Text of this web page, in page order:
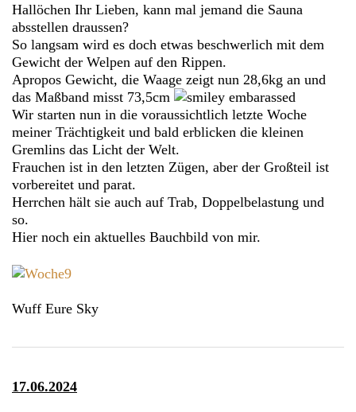
Hallöchen Ihr Lieben, kann mal jemand die Sauna
absstellen draussen?
So langsam wird es doch etwas beschwerlich mit dem
Gewicht der Welpen auf den Rippen.
Apropos Gewicht, die Waage zeigt nun 28,6kg an und
das Maßband misst 73,5cm
Wir starten nun in die voraussichtlich letzte Woche
meiner Trächtigkeit und bald erblicken die kleinen
Gremlins das Licht der Welt.
Frauchen ist in den letzten Zügen, aber der Großteil ist
vorbereitet und parat.
Herrchen hält sie auch auf Trab, Doppelbelastung und
so.
Hier noch ein aktuelles Bauchbild von mir.
Wuff Eure Sky
17.06.2024